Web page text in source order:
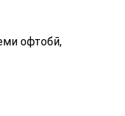
офтобӣ,